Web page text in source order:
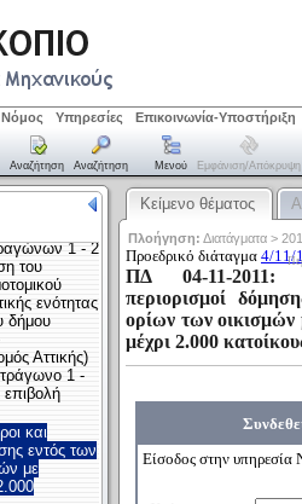
Νόμος Υπηρεσίες Επικοινωνία-Υποστήριξη
Αναζήτηση Αναζήτηση Μενού Εμφάνιση/απόκρυψη
Κείμενο θέματος